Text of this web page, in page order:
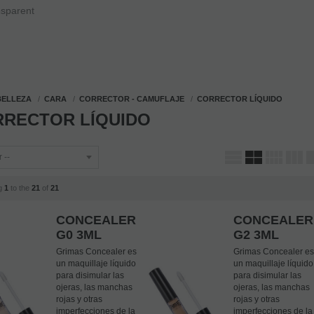
CARA CORRECTOR - CAMUFLAJE CORRECTOR LÍQUIDO
LÍQUIDO
1 to the 21 of 21
CONCEALER
G0 3ML
Grimas Concealer es
un maquillaje líquido
para disimular las
ojeras, las manchas
rojas y otras
imperfecciones de la
CONCEALER
G2 3ML
Grimas Concealer es
un maquillaje líquido
para disimular las
ojeras, las manchas
rojas y otras
imperfecciones de la